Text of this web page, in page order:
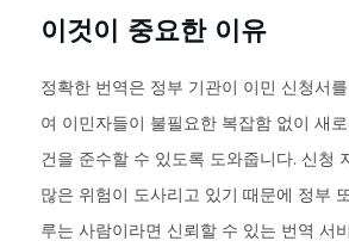
이것이 중요한 이유
정확한 번역은 정부 기관이 이민 신청서
여 이민자들이 불필요한 복잡함 없이 새
건을 준수할 수 있도록 도와줍니다. 신청
많은 위험이 도사리고 있기 때문에 정부
루는 사람이라면 신뢰할 수 있는 번역 서